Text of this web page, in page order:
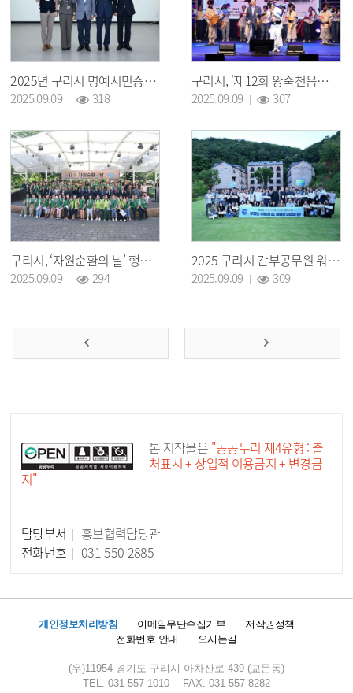
2025년 구리시 명예시민증서 수여식 개최
2025.09.09 318
구리시, '제12회 왕숙천음악회' 성황리에 마쳐
2025.09.09 307
구리시, ‘자원순환의 날’ 행사 개최
2025.09.09 294
2025 구리시 간부공무원 워크숍
2025.09.09 309
본 저작물은 "공공누리 제4유형 : 출
처표시 + 상업적 이용금지 + 변경금
지"
담당부서
홍보협력담당관
전화번호
031-550-2885
개인정보처리방침 이메일무단수집거부
저작권정책
전화번호 안내
오시는길
(우)11954 경기도 구리시 아차산로 439 (교문동)
TEL. 031-557-1010
FAX. 031-557-8282